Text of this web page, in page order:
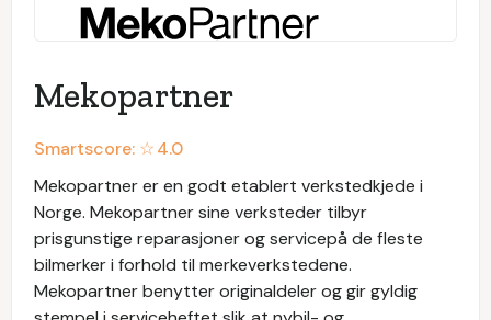
Mekopartner
Smartscore: ☆4.0
Mekopartner er en godt etablert verkstedkjede i
Norge. Mekopartner sine verksteder tilbyr
prisgunstige reparasjoner og servicepå de fleste
bilmerker i forhold til merkeverkstedene.
Mekopartner benytter originaldeler og gir gyldig